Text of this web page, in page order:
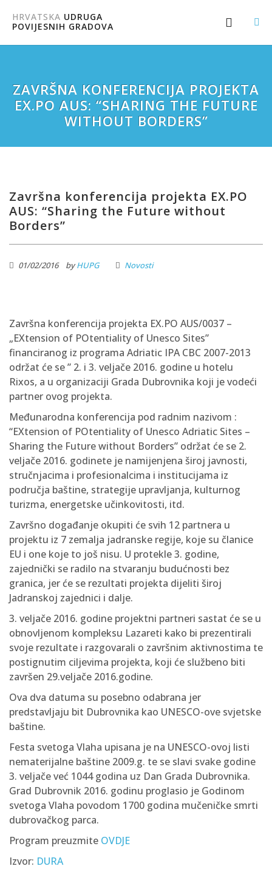
HRVATSKA UDRUGA
POVIJESNIH GRADOVA
ZAVRŠNA KONFERENCIJA PROJEKTA
EX.PO AUS: “SHARING THE FUTURE
WITHOUT BORDERS”
Završna konferencija projekta EX.PO
AUS: “Sharing the Future without
Borders”
01/02/2016 byHUPG Novosti
Završna konferencija projekta EX.PO AUS/0037 –
„EXtension of POtentiality of Unesco Sites”
financiranog iz programa Adriatic IPA CBC 2007-2013
održat će se ” 2. i 3. veljače 2016. godine u hotelu
Rixos, a u organizaciji Grada Dubrovnika koji je vodeći
partner ovog projekta.
Međunarodna konferencija pod radnim nazivom :
“EXtension of POtentiality of Unesco Adriatic Sites –
Sharing the Future without Borders” održat će se 2.
veljače 2016. godinete je namijenjena široj javnosti,
stručnjacima i profesionalcima i institucijama iz
područja baštine, strategije upravljanja, kulturnog
turizma, energetske učinkovitosti, itd.
Završno događanje okupiti će svih 12 partnera u
projektu iz 7 zemalja jadranske regije, koje su članice
EU i one koje to još nisu. U protekle 3. godine,
zajednički se radilo na stvaranju budućnosti bez
granica, jer će se rezultati projekta dijeliti široj
Jadranskoj zajednici i dalje.
3. veljače 2016. godine projektni partneri sastat će se u
obnovljenom kompleksu Lazareti kako bi prezentirali
svoje rezultate i razgovarali o završnim aktivnostima te
postignutim ciljevima projekta, koji će službeno biti
završen 29.veljače 2016.godine.
Ova dva datuma su posebno odabrana jer
predstavljaju bit Dubrovnika kao UNESCO-ove svjetske
baštine.
Festa svetoga Vlaha upisana je na UNESCO-ovoj listi
nematerijalne baštine 2009.g. te se slavi svake godine
3. veljače već 1044 godina uz Dan Grada Dubrovnika.
Grad Dubrovnik 2016. godinu proglasio je Godinom
svetoga Vlaha povodom 1700 godina mučeničke smrti
dubrovačkog parca.
Program preuzmite OVDJE
Izvor: DURA